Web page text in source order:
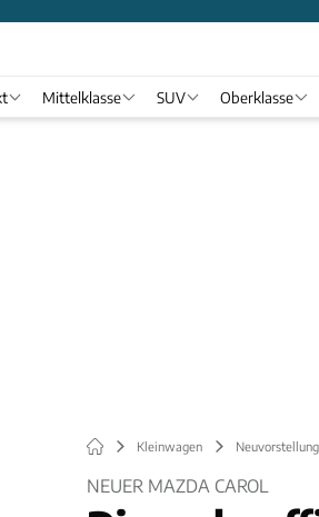
Mittelklasse SUV Oberklasse
Kleinwagen
NEUER MAZDA CAROL